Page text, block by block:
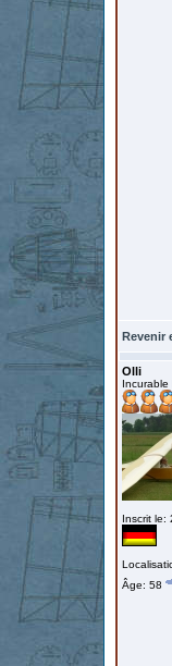
Revenir
Olli
Incurable
Inscrit le:
Âge: 58